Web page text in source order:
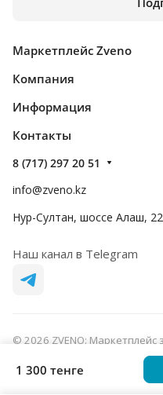
1 300 тенге
Маркетплейс Zveno
Компания
Информация
Контакты
8 (717) 297 20 51
info@zveno.kz
Нур-Султан, шоссе Алаш,
Наш канал в Telegram
© 2026 ZVENO: Маркетплейс
Конфиденциальность